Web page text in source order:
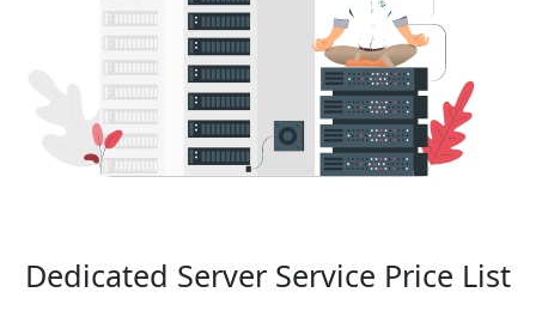
Dedicated Server Service Price List